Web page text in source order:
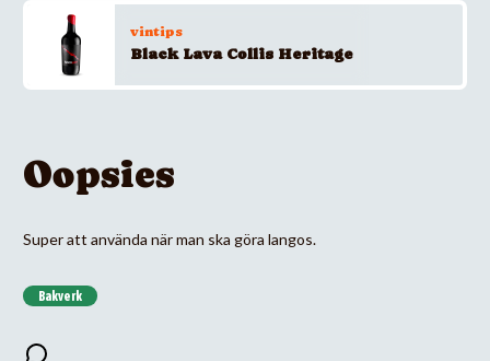
vintips
Black Lava Collis Heritage
Oopsies
Super att använda när man ska göra langos.
Bakverk